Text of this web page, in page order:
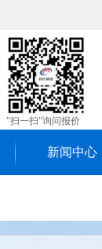
"扫一扫"询问报价
新闻中心